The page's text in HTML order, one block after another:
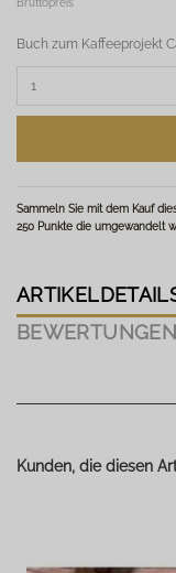
Bruttopreis
Buch zum Kaffeeprojekt
Sammeln Sie mit dem Kauf
250 Punkte die umgewandelt
BEWERTUNGEN
Kunden, die diesen